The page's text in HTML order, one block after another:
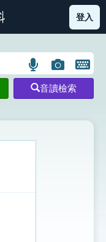
部首索引表圖示
登入
語
言
搜
示
圖
片
搜
開
鍵
圖
音讀檢索